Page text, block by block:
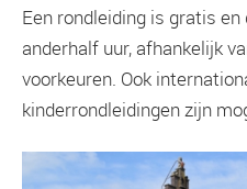
Een rondleiding is gratis
anderhalf uur, afhankelijk
voorkeuren. Ook
kinderrondleidingen zijn